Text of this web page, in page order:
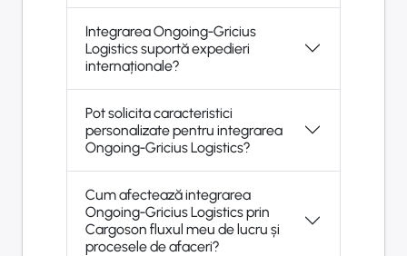
Integrarea Ongoing-Gricius
Logistics suportă expedieri
internaționale?
Pot solicita caracteristici
personalizate pentru integrarea
Ongoing-Gricius Logistics?
Cum afectează integrarea
Ongoing-Gricius Logistics prin
Cargoson fluxul meu de lucru și
procesele de afaceri?